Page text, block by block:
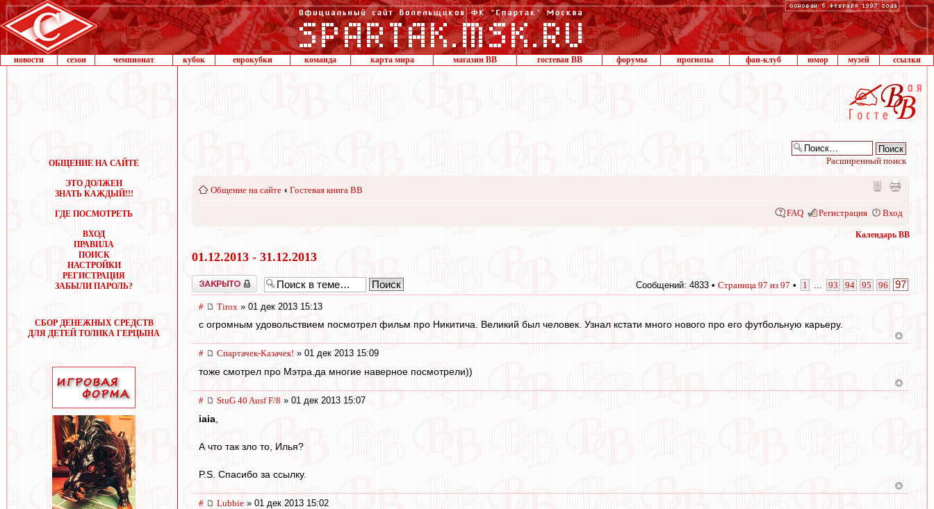
новости сезон чемпионат кубок еврокубки команда карта мира магазин ВВ гостевая ВВ форумы прогнозы фан-клуб юмор музей ссылки
ОБЩЕНИЕ НА САЙТЕ
ЭТО ДОЛЖЕН
ЗНАТЬ КАЖДЫЙ!!!
ГДЕ ПОСМОТРЕТЬ
ВХОД
ПРАВИЛА
ПОИСК
НАСТРОЙКИ
РЕГИСТРАЦИЯ
ЗАБЫЛИ ПАРОЛЬ?
СБОР ДЕНЕЖНЫХ СРЕДСТВ
ДЛЯ ДЕТЕЙ ТОЛИКА ГЕРЦЫНА
Расширенный поиск
Общение на сайте ‹ Гостевая книга ВВ
FAQ Регистрация Вход
Календарь ВВ
01.12.2013 - 31.12.2013
Закрыто Сообщений: 4833 • Страница 97 из 97 • 1 93 94 95 96 97
# Tirox » 01 дек 2013 15:13
с огромным удовольствием посмотрел фильм про Никитича. Великий был человек. Узнал кстати много нового про его футбольную карьеру.
# Спартачек-Казачек! » 01 дек 2013 15:09
тоже смотрел про Мэтра.да многие наверное посмотрели))
# StuG 40 Ausf F/8 » 01 дек 2013 15:07
iaia
А что так зло то, Илья?
P.S. Спасибо за ссылку.
# Lubbie » 01 дек 2013 15:02